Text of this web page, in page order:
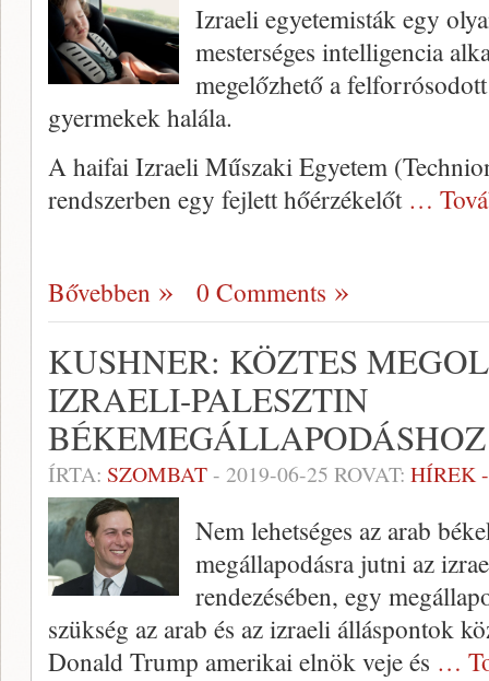
Izraeli egyetemisták egy
mesterséges intelligencia
megelőzhető a
gyermekek halála.
A haifai Izraeli Műszaki Egyetem
rendszerben egy fejlett hőérzékelőt …
Bővebben 0 Comments
KUSHNER: KÖZTES
IZRAELI-PALESZTIN
BÉKEMEGÁLLAPODÁSHOZ
ÍRTA: SZOMBAT- 2019-06-25 ROVAT: HÍREK
Nem lehetséges az arab
megállapodásra jutni az
rendezésében, egy
szükség az arab és az izraeli álláspontok
Donald Trump amerikai elnök veje és …